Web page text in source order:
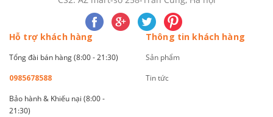
Hỗ trợ khách hàng
Tổng đài bán hàng (8:00 - 21:30)
0985678588
Bảo hành & Khiếu nại (8:00 -
21:30)
Thông tin khách hàng
Sản phẩm
Tin tức